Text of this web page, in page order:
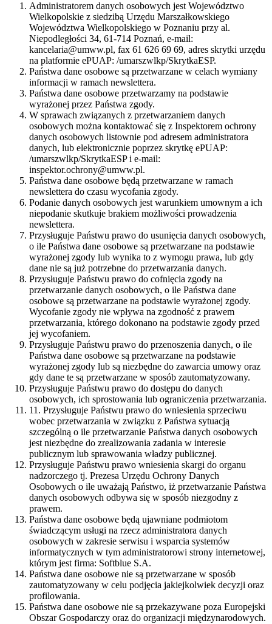
Administratorem danych osobowych jest Województwo
Wielkopolskie z siedzibą Urzędu Marszałkowskiego
Województwa Wielkopolskiego w Poznaniu przy al.
Niepodległości 34, 61-714 Poznań, e-mail:
kancelaria@umww.pl, fax 61 626 69 69, adres skrytki urzędu
na platformie ePUAP: /umarszwlkp/SkrytkaESP.
Państwa dane osobowe są przetwarzane w celach wymiany
informacji w ramach newslettera.
Państwa dane osobowe przetwarzamy na podstawie
wyrażonej przez Państwa zgody.
W sprawach związanych z przetwarzaniem danych
osobowych można kontaktować się z Inspektorem ochrony
danych osobowych listownie pod adresem administratora
danych, lub elektronicznie poprzez skrytkę ePUAP:
/umarszwlkp/SkrytkaESP i e-mail:
inspektor.ochrony@umww.pl.
Państwa dane osobowe będą przetwarzane w ramach
newslettera do czasu wycofania zgody.
Podanie danych osobowych jest warunkiem umownym a ich
niepodanie skutkuje brakiem możliwości prowadzenia
newslettera.
Przysługuje Państwu prawo do usunięcia danych osobowych,
o ile Państwa dane osobowe są przetwarzane na podstawie
wyrażonej zgody lub wynika to z wymogu prawa, lub gdy
dane nie są już potrzebne do przetwarzania danych.
Przysługuje Państwu prawo do cofnięcia zgody na
przetwarzanie danych osobowych, o ile Państwa dane
osobowe są przetwarzane na podstawie wyrażonej zgody.
Wycofanie zgody nie wpływa na zgodność z prawem
przetwarzania, którego dokonano na podstawie zgody przed
jej wycofaniem.
Przysługuje Państwu prawo do przenoszenia danych, o ile
Państwa dane osobowe są przetwarzane na podstawie
wyrażonej zgody lub są niezbędne do zawarcia umowy oraz
gdy dane te są przetwarzane w sposób zautomatyzowany.
Przysługuje Państwu prawo do dostępu do danych
osobowych, ich sprostowania lub ograniczenia przetwarzania.
11. Przysługuje Państwu prawo do wniesienia sprzeciwu
wobec przetwarzania w związku z Państwa sytuacją
szczególną o ile przetwarzanie Państwa danych osobowych
jest niezbędne do zrealizowania zadania w interesie
publicznym lub sprawowania władzy publicznej.
Przysługuje Państwu prawo wniesienia skargi do organu
nadzorczego tj. Prezesa Urzędu Ochrony Danych
Osobowych o ile uważają Państwo, iż przetwarzanie Państwa
danych osobowych odbywa się w sposób niezgodny z
prawem.
Państwa dane osobowe będą ujawniane podmiotom
świadczącym usługi na rzecz administratora danych
osobowych w zakresie serwisu i wsparcia systemów
informatycznych w tym administratorowi strony internetowej,
którym jest firma: Softblue S.A.
Państwa dane osobowe nie są przetwarzane w sposób
zautomatyzowany w celu podjęcia jakiejkolwiek decyzji oraz
profilowania.
Państwa dane osobowe nie są przekazywane poza Europejski
Obszar Gospodarczy oraz do organizacji międzynarodowych.